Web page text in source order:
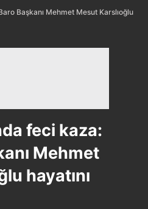
Başkanı Mehmet Mesut Karslıoğlu
feci kaza:
Mehmet
hayatını